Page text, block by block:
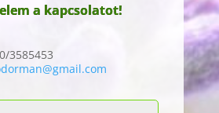
a kapcsolatot!
3585453